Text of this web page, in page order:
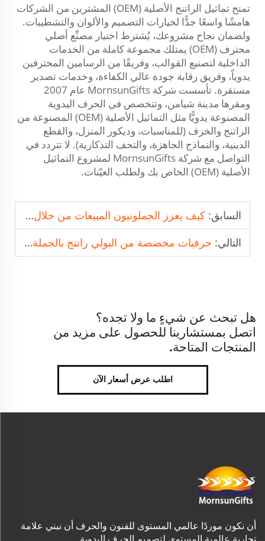
تمنح تماثيل الراتنج الأصلية (OEM) المشترين من الشركات
هامشًا واسعًا جدًّا لخيارات التصميم والألوان والتشطيبات.
ولضمان نجاح مشروعك، يُشترط اختيار مصنِّع أصلي
محترف (OEM) يمتلك مجموعة كاملة من الخدمات
الداخلية لتصنيع القوالب، وفريقًا من الرسامين المحترفين
يدوياً، وفريق رقابة جودة عالي الكفاءة، وخدمات تصدير
مستقرة. تأسست شركة MornsunGifts عام 2007
ومقرها مدينة شيامن، وتتخصص في الحرف اليدوية
المصنوعة يدويًّا مثل التماثيل الأصلية (OEM) المصنوعة من
الراتنج والخزف (للمناسبات، وديكور المنزل، والقطع
الدينية، والنماذج الجاهزة، والتحف التذكارية). لا تتردد في
التواصل مع شركة MornsunGifts لمشروع التماثيل
الأصلية (OEM) الخاص بك ولطلب العيّنات.
السابق: كيف يعزز الجملونيون المبيعات من خلال نماذج الملاعب المخصصة المصنوعة من الراتنج
التالي: حرفيات مخصصة من البولي راتنج بالجملة للعروض الترويجية الموسمية
هل تبحث عن شيءٍ ما ولا تجده؟
اتصل بمستشارينا للحصول على مزيد من
المنتجات المتاحة.
اطلب عرض أسعار الآن
أن نكون موردًا عالمي المستوى للفنون والحرف أن نبني علامة